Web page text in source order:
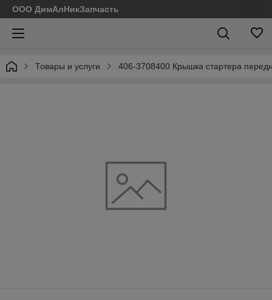
ООО ДимАлНикЗапчасть
Товары и услуги 406-3708400 Крышка стартера